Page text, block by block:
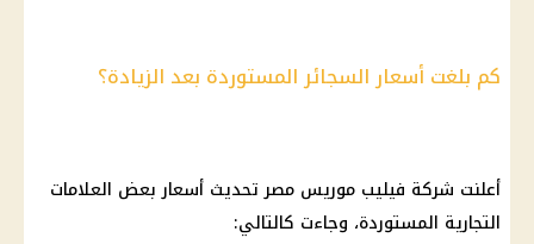
كم بلغت أسعار السجائر المستوردة بعد الزيادة؟
أعلنت شركة فيليب موريس مصر تحديث أسعار بعض العلامات
التجارية المستوردة، وجاءت كالتالي: